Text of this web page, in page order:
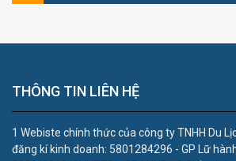
THÔNG TIN LIÊN HỆ
1 Webiste chính thức của công ty TNHH Du
đăng kí kinh doanh: 5801284296 - GP Lữ